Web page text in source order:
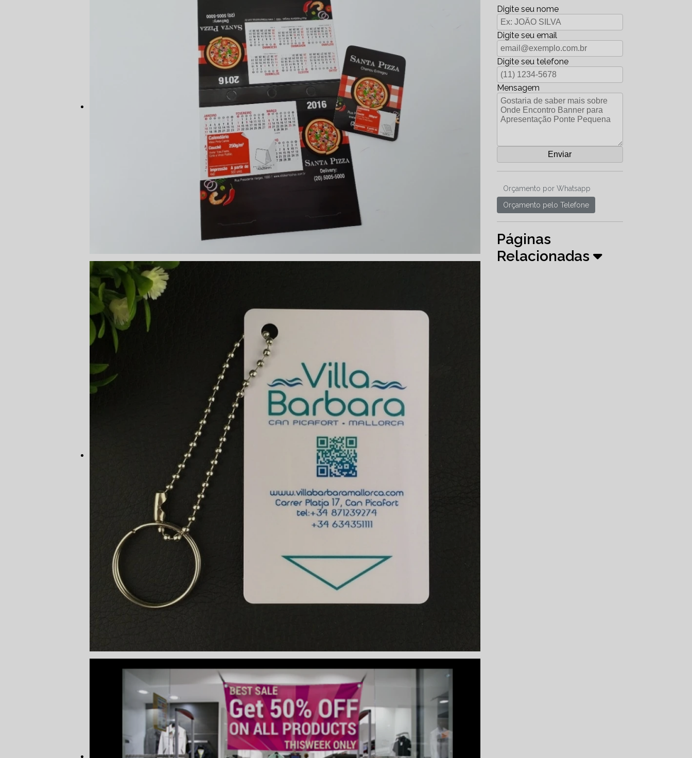
Digite seu nome
Digite seu email
Digite seu telefone
Mensagem
Orçamento por Whatsapp
Orçamento pelo Telefone
Páginas
Relacionadas